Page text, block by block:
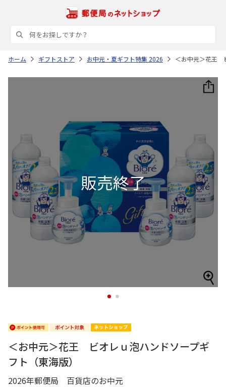
ホーム ギフトストア お中元・夏ギフト特集 2026 ＜お中元＞花王
1 2
＜お中元＞花王 ビオレｕ泡ハンドソープギ
フト（東海版）
2026年郵便局 百貨店のお中元